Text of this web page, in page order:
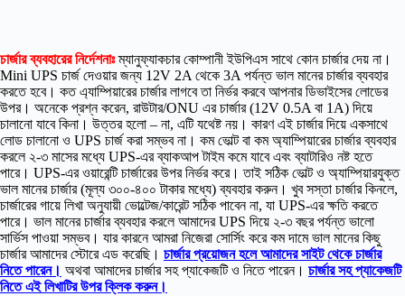
চার্জার ব্যবহারের নির্দেশনাঃম্যানুফ্যাকচার কোম্পানী ইউপিএস সাথে কোন চার্জার দেয় না।
Mini UPS চার্জ দেওয়ার জন্য 12V 2A থেকে 3A পর্যন্ত ভাল মানের চার্জার ব্যবহার
করতে হবে। কত এ্যাম্পিয়ারের চার্জার লাগবে তা নির্ভর করবে আপনার ডিভাইসের লোডের
উপর। অনেকে প্রশ্ন করেন, রাউটার/ONU এর চার্জার (12V 0.5A বা 1A) দিয়ে
চালানো যাবে কিনা। উত্তর হলো – না, এটি যথেষ্ট নয়। কারণ এই চার্জার দিয়ে একসাথে
লোড চালানো ও UPS চার্জ করা সম্ভব না। কম ভোল্ট বা কম অ্যাম্পিয়ারের চার্জার ব্যবহার
করলে ২-৩ মাসের মধ্যে UPS-এর ব্যাকআপ টাইম কমে যাবে এবং ব্যাটারিও নষ্ট হতে
পারে। UPS-এর ওয়ারেন্টি চার্জারের উপর নির্ভর করে। তাই সঠিক ভোল্ট ও অ্যাম্পিয়ারযুক্ত
ভাল মানের চার্জার (মূল্য ৩০০-৪০০ টাকার মধ্যে) ব্যবহার করুন। খুব সস্তা চার্জার কিনলে,
চার্জারের গায়ে লিখা অনুযায়ী ভোল্টেজ/কারেন্ট সঠিক পাবেন না, যা UPS-এর ক্ষতি করতে
পারে। ভাল মানের চার্জার ব্যবহার করলে আমাদের UPS দিয়ে ২-৩ বছর পর্যন্ত ভালো
সার্ভিস পাওয়া সম্ভব। যার কারনে আমরা নিজেরা সোর্সিং করে কম দামে ভাল মানের কিছু
চার্জার আমাদের স্টোরে এড করেছি। চার্জার প্রয়োজন হলে আমাদের সাইট থেকে চার্জার
নিতে পারেন। অথবা আমাদের চার্জার সহ প্যাকেজটি ও নিতে পারেন। চার্জার সহ প্যাকেজটি
নিতে এই লিখাটির উপর ক্লিক করুন।